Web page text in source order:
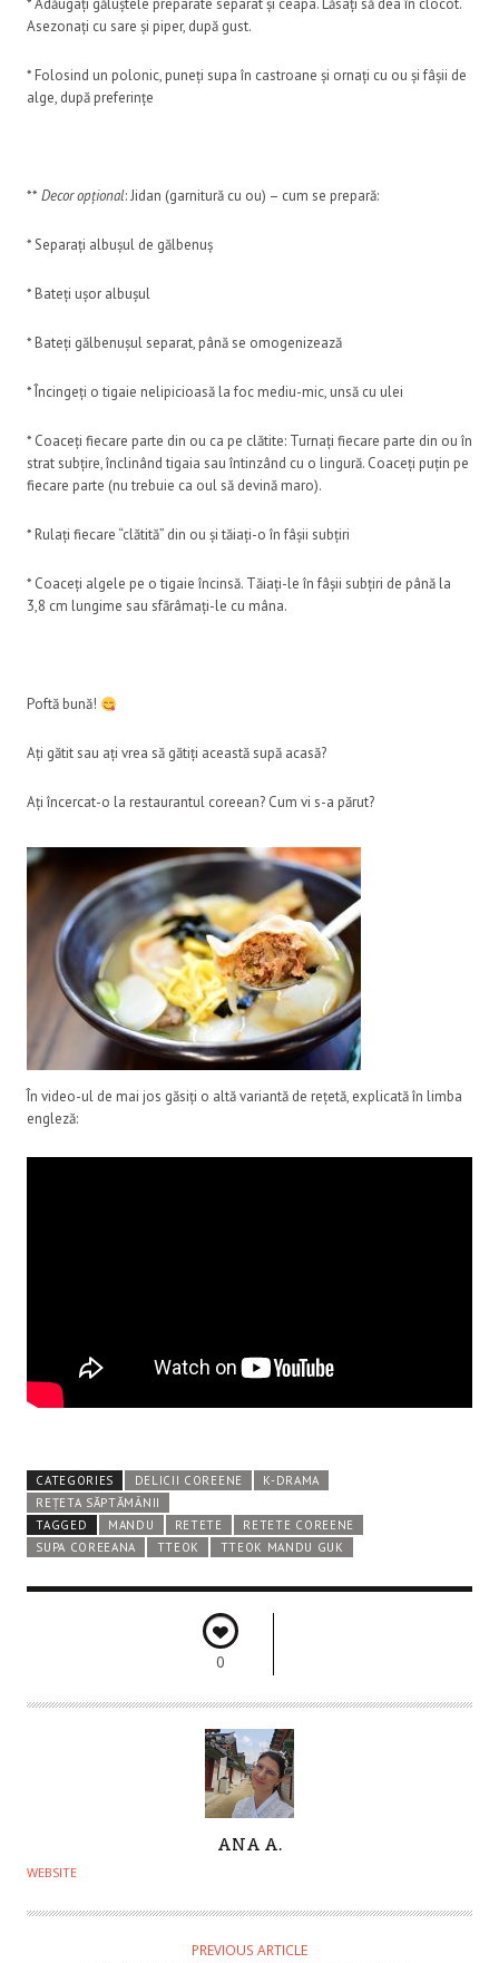
* Adăugați găluștele preparate separat și ceapa. Lăsați să dea în clocot.
Asezonați cu sare și piper, după gust.
* Folosind un polonic, puneți supa în castroane și ornați cu ou și fâșii de
alge, după preferințe
** Decor opțional: Jidan (garnitură cu ou) – cum se prepară:
* Separați albușul de gălbenuș
* Bateți ușor albușul
* Bateți gălbenușul separat, până se omogenizează
* Încingeți o tigaie nelipicioasă la foc mediu-mic, unsă cu ulei
* Coaceți fiecare parte din ou ca pe clătite: Turnați fiecare parte din ou în
strat subțire, înclinând tigaia sau întinzând cu o lingură. Coaceți puțin pe
fiecare parte (nu trebuie ca oul să devină maro).
* Rulați fiecare “clătită” din ou și tăiați-o în fâșii subțiri
* Coaceți algele pe o tigaie încinsă. Tăiați-le în fâșii subțiri de până la
3,8 cm lungime sau sfărâmați-le cu mâna.
Poftă bună!
Ați gătit sau ați vrea să gătiți această supă acasă?
Ați încercat-o la restaurantul coreean? Cum vi s-a părut?
În video-ul de mai jos găsiți o altă variantă de rețetă, explicată în limba
engleză:
CATEGORIES DELICII COREENE
K-DRAMA
REȚETA SĂPTĂMÂNII
TAGGED
MANDU RETETE
RETETE COREENE
SUPA COREEANA
TTEOK TTEOK MANDU GUK
0
U
H
ANA A.
WEBSITE
PREVIOUS ARTICLE